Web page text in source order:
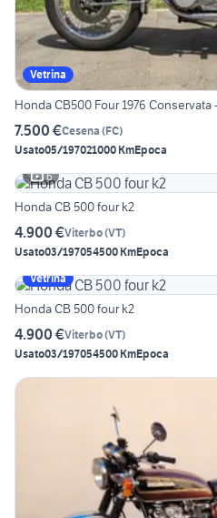
Vetrina
Honda CB500 Four 1976 Conservata
7.500 €Cesena (FC)
Usato05/197021000 KmEpoca
6
Honda CB 500 four k2
4.900 €Viterbo(VT)
Usato03/197054500 KmEpoca
Vetrina
Honda CB 500 four k2
4.900 €Viterbo(VT)
Usato03/197054500 KmEpoca